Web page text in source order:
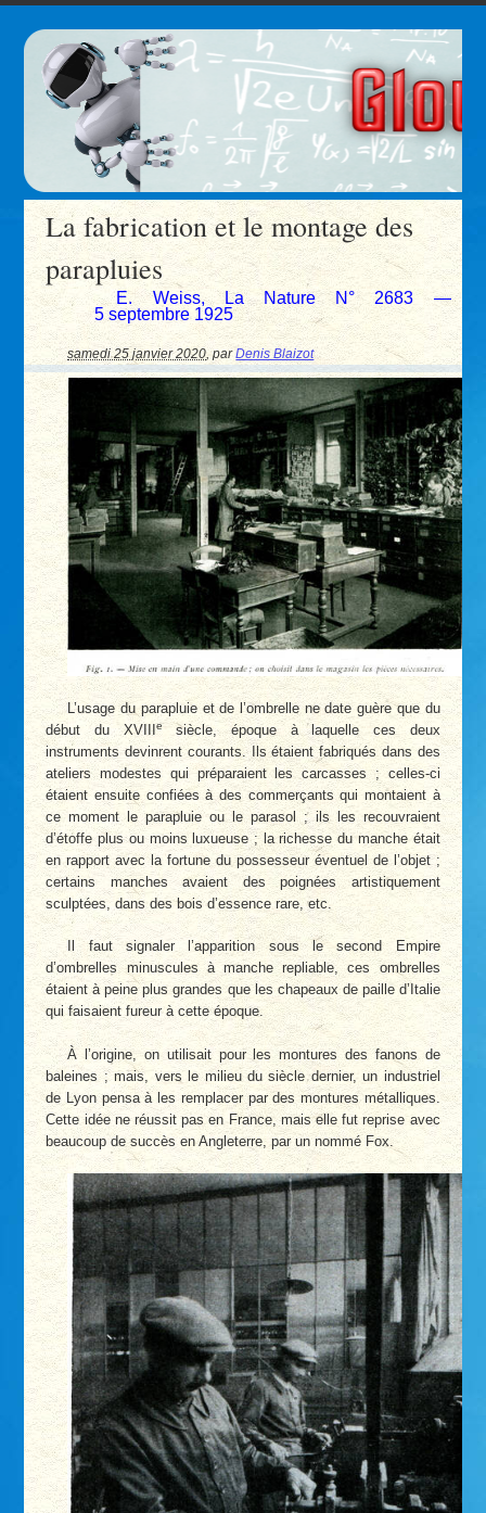
La fabrication et le montage des
parapluies
E. Weiss, La Nature N° 2683 —
5 septembre 1925
samedi 25 janvier 2020 ,parDenis Blaizot
L’usage du parapluie et de l’ombrelle ne date guère que du
début du XVIIIesiècle, époque à laquelle ces deux
instruments devinrent courants. Ils étaient fabriqués dans des
ateliers modestes qui préparaient les carcasses ; celles-ci
étaient ensuite confiées à des commerçants qui montaient à
ce moment le parapluie ou le parasol ; ils les recouvraient
d’étoffe plus ou moins luxueuse ; la richesse du manche était
en rapport avec la fortune du possesseur éventuel de l’objet ;
certains manches avaient des poignées artistiquement
sculptées, dans des bois d’essence rare, etc.
Il faut signaler l’apparition sous le second Empire
d’ombrelles minuscules à manche repliable, ces ombrelles
étaient à peine plus grandes que les chapeaux de paille d’Italie
qui faisaient fureur à cette époque.
À l’origine, on utilisait pour les montures des fanons de
baleines ; mais, vers le milieu du siècle dernier, un industriel
de Lyon pensa à les remplacer par des montures métalliques.
Cette idée ne réussit pas en France, mais elle fut reprise avec
beaucoup de succès en Angleterre, par un nommé Fox.